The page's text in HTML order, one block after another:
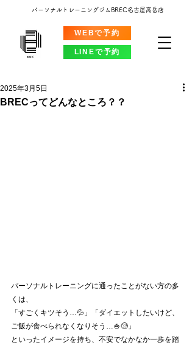
LINEで予約
WEBで予約
パーソナルトレーニングジムBREC名古屋高岳店
BRECってどんなところ？？
2025年3月5日
パーソナルトレーニングに通ったことがない方の多
くは、
「すごくキツそう…💦」「ダイエットしたいけど、
ご飯が食べられなくなりそう…🍚😢」
といったイメージを持ち、不安でなかなか一歩を踏